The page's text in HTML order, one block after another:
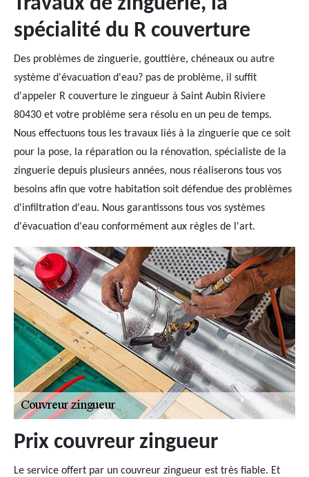
spécialité du R couverture
Des problèmes de zinguerie, gouttière, chéneaux ou autre
système d'évacuation d'eau? pas de problème, il suffit
d'appeler R couverture le zingueur à Saint Aubin Riviere
80430 et votre problème sera résolu en un peu de temps.
Nous effectuons tous les travaux liés à la zinguerie que ce soit
pour la pose, la réparation ou la rénovation, spécialiste de la
zinguerie depuis plusieurs années, nous réaliserons tous vos
besoins afin que votre habitation soit défendue des problèmes
d'infiltration d'eau. Nous garantissons tous vos systèmes
d'évacuation d'eau conformément aux règles de l'art.
Prix couvreur zingueur
Le service offert par un couvreur zingueur est très fiable. Et